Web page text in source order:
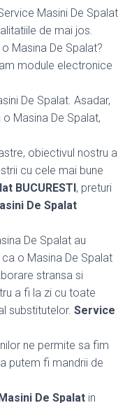
Masini De Spalat
de mai jos.
Masina De Spalat?
module electronice
De Spalat. Asadar,
Masina De Spalat,
obiectivul nostru a
cu cele mai bune
BUCURESTI, preturi
De Spalat
De Spalat au
o Masina De Spalat
stransa si
a fi la zi cu toate
substitutelor. Service
ne permite sa fim
putem fi mandrii de
De Spalat in